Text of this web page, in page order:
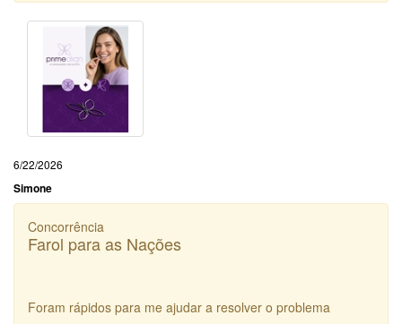
6/22/2026
Simone
Concorrência
Farol para as Nações
Foram rápidos para me ajudar a resolver o problema